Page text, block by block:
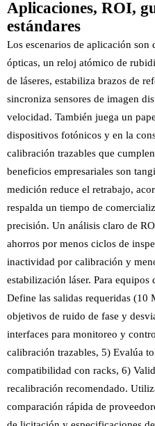
Aplicaciones, ROI,
estándares
Los escenarios de aplicación
ópticas, un reloj atómico de
de láseres, estabiliza brazos de
sincroniza sensores de imagen
velocidad. También juega un
dispositivos fotónicos y en la
calibración trazables que
beneficios empresariales son
medición reduce el retrabajo,
respalda un tiempo de
precisión. Un análisis claro de
ahorros por menos ciclos de
inactividad por calibración y
estabilización láser. Para equipos
Define las salidas requeridas (10
objetivos de ruido de fase y
interfaces para monitoreo y
calibración trazables, 5) Evalúa
compatibilidad con racks, 6)
recalibración recomendado.
comparación rápida de